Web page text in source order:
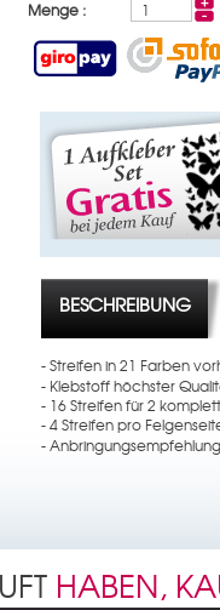
Menge :
BESCHREIBUNG
- Streifen in 21 Farben
- Klebstoff höchster
- 16 Streifen für 2
- 4 Streifen pro
-
HABEN,